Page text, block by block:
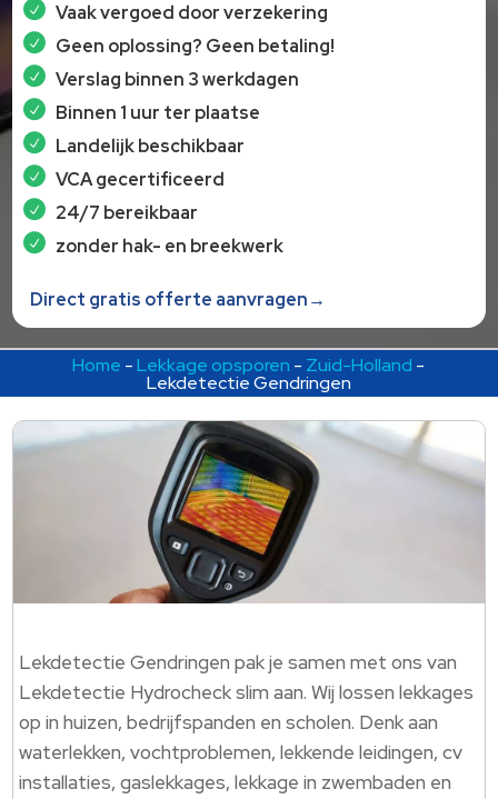
Vaak vergoed door verzekering
Geen oplossing? Geen betaling!
Verslag binnen 3 werkdagen
Binnen 1 uur ter plaatse
Landelijk beschikbaar
VCA gecertificeerd
24/7 bereikbaar
zonder hak- en breekwerk
Direct gratis offerte aanvragen→
Home -Lekkage opsporen - Zuid-Holland -
Lekdetectie Gendringen
Lekdetectie Gendringen pak je samen met ons van
Lekdetectie Hydrocheck slim aan.​ Wij lossen lekkages
op in huizen, bedrijfspanden en scholen.​ Denk aan
waterlekken, vochtproblemen, lekkende leidingen, cv
installaties, gaslekkages, lekkage in zwembaden en